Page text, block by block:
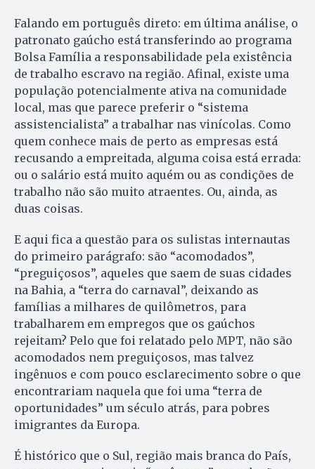
Falando em português direto: em última análise, o
patronato gaúcho está transferindo ao programa
Bolsa Família a responsabilidade pela existência
de trabalho escravo na região. Afinal, existe uma
população potencialmente ativa na comunidade
local, mas que parece preferir o “sistema
assistencialista” a trabalhar nas vinícolas. Como
quem conhece mais de perto as empresas está
recusando a empreitada, alguma coisa está errada:
ou o salário está muito aquém ou as condições de
trabalho não são muito atraentes. Ou, ainda, as
duas coisas.
E aqui fica a questão para os sulistas internautas
do primeiro parágrafo: são “acomodados”,
“preguiçosos”, aqueles que saem de suas cidades
na Bahia, a “terra do carnaval”, deixando as
famílias a milhares de quilômetros, para
trabalharem em empregos que os gaúchos
rejeitam? Pelo que foi relatado pelo MPT, não são
acomodados nem preguiçosos, mas talvez
ingênuos e com pouco esclarecimento sobre o que
encontrariam naquela que foi uma “terra de
oportunidades” um século atrás, para pobres
imigrantes da Europa.
É histórico que o Sul, região mais branca do País,